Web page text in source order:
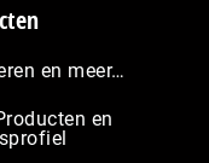
en meer…
en